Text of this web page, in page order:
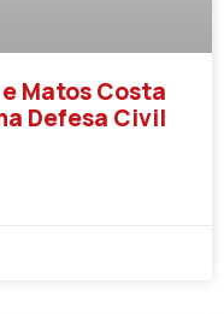
Matos Costa
Defesa Civil